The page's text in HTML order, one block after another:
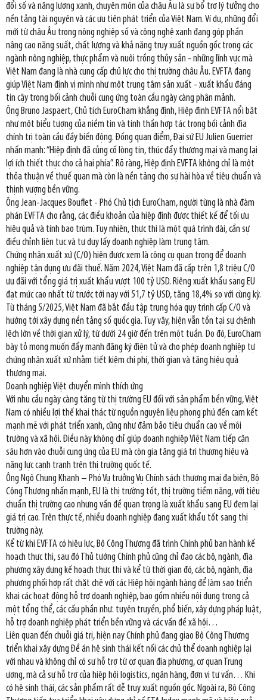
đổi số và năng lượng xanh, chuyên môn của châu Âu là sự bổ trợ lý tưởng cho
nền tảng tài nguyên và các ưu tiên phát triển của Việt Nam. Ví dụ, những đổi
mới từ châu Âu trong nông nghiệp số và công nghệ xanh đang góp phần
nâng cao năng suất, chất lượng và khả năng truy xuất nguồn gốc trong các
ngành nông nghiệp, thực phẩm và nuôi trồng thủy sản - những lĩnh vực mà
Việt Nam đang là nhà cung cấp chủ lực cho thị trường châu Âu. EVFTA đang
giúp Việt Nam định vị mình như một trung tâm sản xuất - xuất khẩu đáng
tin cậy trong bối cảnh chuỗi cung ứng toàn cầu ngày càng phân mảnh.
Ông Bruno Jaspaert, Chủ tịch EuroCham khẳng định, Hiệp định EVFTA nổi bật
như một biểu tượng của niềm tin và tinh thần hợp tác trong bối cảnh địa
chính trị toàn cầu đầy biến động. Đồng quan điểm, Đại sứ EU Julien Guerrier
nhấn mạnh: “Hiệp định đã củng cố lòng tin, thúc đẩy thương mại và mang lại
lợi ích thiết thực cho cả hai phía”. Rõ ràng, Hiệp định EVFTA không chỉ là một
thỏa thuận về thuế quan mà còn là nền tảng cho sự hài hòa về tiêu chuẩn và
thịnh vượng bền vững.
Ông Jean-Jacques Bouflet - Phó Chủ tịch EuroCham, người từng là nhà đàm
phán EVFTA cho rằng, các điều khoản của hiệp định được thiết kế để tối ưu
hiệu quả và tính bao trùm. Tuy nhiên, thực thi là một quá trình dài, cần sự
điều chỉnh liên tục và tư duy lấy doanh nghiệp làm trung tâm.
Chứng nhận xuất xứ (C/O) hiện được xem là công cụ quan trọng để doanh
nghiệp tận dụng ưu đãi thuế. Năm 2024, Việt Nam đã cấp trên 1,8 triệu C/O
ưu đãi với tổng giá trị xuất khẩu vượt 100 tỷ USD. Riêng xuất khẩu sang EU
đạt mức cao nhất từ trước tới nay với 51,7 tỷ USD, tăng 18,4% so với cùng kỳ.
Từ tháng 5/2025, Việt Nam đã bắt đầu tập trung hóa quy trình cấp C/O và
hướng tới xây dựng nền tảng số quốc gia. Tuy vậy, hiện vẫn tồn tại sự chênh
lệch lớn về thời gian xử lý, từ dưới 24 giờ đến trên một tuần. Do đó, EuroCham
bày tỏ mong muốn đẩy mạnh đăng ký điện tử và cho phép doanh nghiệp tự
chứng nhận xuất xứ nhằm tiết kiệm chi phí, thời gian và tăng hiệu quả
thương mại.
Doanh nghiệp Việt chuyển mình thích ứng
Với nhu cầu ngày càng tăng từ thị trường EU đối với sản phẩm bền vững, Việt
Nam có nhiều lợi thế khai thác từ nguồn nguyên liệu phong phú đến cam kết
mạnh mẽ với phát triển xanh, cũng như đảm bảo tiêu chuẩn cao về môi
trường và xã hội. Điều này không chỉ giúp doanh nghiệp Việt Nam tiếp cận
sâu hơn vào chuỗi cung ứng của EU mà còn gia tăng giá trị thương hiệu và
năng lực cạnh tranh trên thị trường quốc tế.
Ông Ngô Chung Khanh – Phó Vụ trưởng Vụ Chính sách thương mại đa biên, Bộ
Công Thương nhấn mạnh, EU là thị trường tốt, thị trường tiềm năng, với tiêu
chuẩn thị trường cao nhưng vấn đề quan trọng là xuất khẩu sang EU đem lại
giá trị cao. Trên thực tế, nhiều doanh nghiệp đang xuất khẩu tốt sang thị
trường này.
Kể từ khi EVFTA có hiệu lực, Bộ Công Thương đã trình Chính phủ ban hành kế
hoạch thực thi, sau đó Thủ tướng Chính phủ cũng chỉ đạo các bộ, ngành, địa
phương xây dựng kế hoạch thực thi và kể từ thời gian đó, các bộ, ngành, địa
phương phối hợp rất chặt chẽ với các Hiệp hội ngành hàng để làm sao triển
khai các hoạt động hỗ trợ doanh nghiệp, bao gồm nhiều nội dung trong cả
một tổng thể, các cấu phần như: tuyên truyền, phổ biến, xây dựng pháp luật,
hỗ trợ doanh nghiệp phát triển bền vững và các vấn đề xã hội…
Liên quan đến chuỗi giá trị, hiện nay Chính phủ đang giao Bộ Công Thương
triển khai xây dựng Đề án hệ sinh thái kết nối các chủ thể doanh nghiệp lại
với nhau và không chỉ có sự hỗ trợ từ cơ quan địa phương, cơ quan Trung
ương, mà cả sự hỗ trợ của hiệp hội logistics, ngân hàng, đơn vị tư vấn… Khi
có hệ sinh thái, các sản phẩm rất dễ truy xuất nguồn gốc. Ngoài ra, Bộ Công